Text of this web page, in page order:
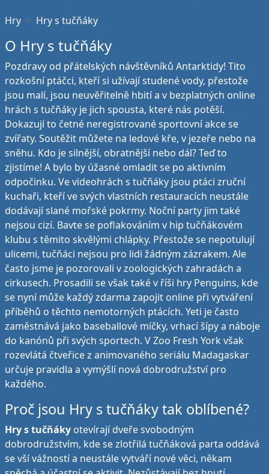
Hry Hry s tučňáky
O Hry s tučňáky
Pozdravy od přátelských návštěvníků Antarktidy! Tito
rozkošní ptáčci, kteří si užívají studené vody, přestože
jsou malí, jsou neuvěřitelně hbití a v bezplatných online
hrách s tučňáky je jich spousta, které nás potěší.
Dokazují to četné neregistrované sportovní akce se
zvířaty. Soutěžit můžete na ledové kře, v jezeře nebo na
sněhu. Kdo je silnější, obratnější nebo dál? Teď to
zjistíme! A bylo by úžasné omladit se po aktivním
odpočinku. Ve videohrách s tučňáky jsou ptáci zruční
kuchaři, kteří ve svých vlastních restauracích neustále
dodávají slané mořské pokrmy. Noční party jim také
nejsou cizí. Bavte se poflakováním v hip tučňákovém
klubu s těmito skvělými chlápky. Přestože se nepotulují
ulicemi, tučňáci nejsou pro lidi žádným zázrakem. Ale
často jsme je pozorovali v zoologických zahradách a
cirkusech. Prosadili se však také v říši hry Penguins, kde
se nyní může každý zdarma zapojit online při vytváření
příběhů o těchto nemotorných ptácích. Yeti je často
zaměstnává jako baseballové míčky, vrhací šípy a náboje
do kanónů při svých sportech. V Zoo Fresh York však
rozevlátá čtveřice z animovaného seriálu Madagaskar
určuje pravidla a vymýšlí nová dobrodružství pro
každého.
Proč jsou Hry s tučňáky tak oblíbené?
Hry s tučňáky otevírají dveře svobodným
dobrodružstvím, kde se zlotřilá tučňáková parta oddává
se vší vážností a neustále vytváří nové věci, někam